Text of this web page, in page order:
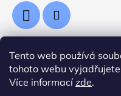
Tento web používá
tohoto webu
Více informacízde.
Přijímáme online